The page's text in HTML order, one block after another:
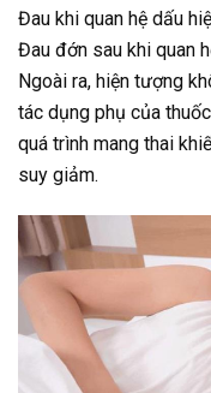
Đau khi quan hệ dấu
Đau đớn sau khi quan
Ngoài ra, hiện tượng
tác dụng phụ của
quá trình mang thai
suy giảm.